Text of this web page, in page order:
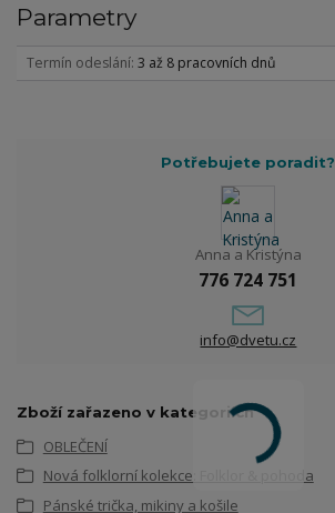
Parametry
Termín odeslání 3 až 8 pracovních dnů
Potřebujete poradit?
Anna a Kristýna
776 724 751
info@dvetu.cz
Zboží zařazeno v kategoriích
OBLEČENÍ
Nová folklorní kolekce: Folklor & pohoda
Pánské trička, mikiny a košile